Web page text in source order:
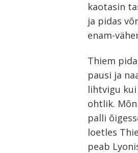
kaotasin
ja pidas
enam-
Thiem
pausi ja
lihtvigu
ohtlik.
palli
loetles
peab